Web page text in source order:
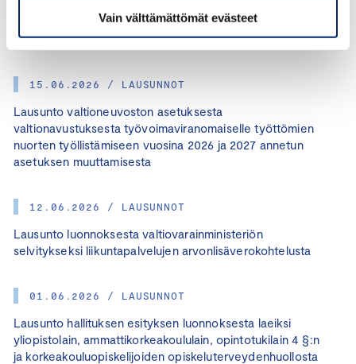
Vain välttämättömät evästeet
Lausunto koulujen ja oppilaitosten loma-aikoja koskevasta
muistioluonnoksesta
15.06.2026 / LAUSUNNOT
Lausunto valtioneuvoston asetuksesta
valtionavustuksesta työvoimaviranomaiselle työttömien
nuorten työllistämiseen vuosina 2026 ja 2027 annetun
asetuksen muuttamisesta
12.06.2026 / LAUSUNNOT
Lausunto luonnoksesta valtiovarainministeriön
selvitykseksi liikuntapalvelujen arvonlisäverokohtelusta
01.06.2026 / LAUSUNNOT
Lausunto hallituksen esityksen luonnoksesta laeiksi
yliopistolain, ammattikorkeakoululain, opintotukilain 4 §:n
ja korkeakouluopiskelijoiden opiskeluterveydenhuollosta